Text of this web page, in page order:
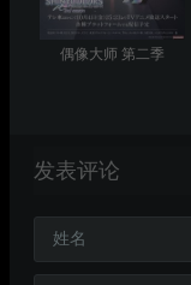
偶像大师 第二季
发表评论
姓名